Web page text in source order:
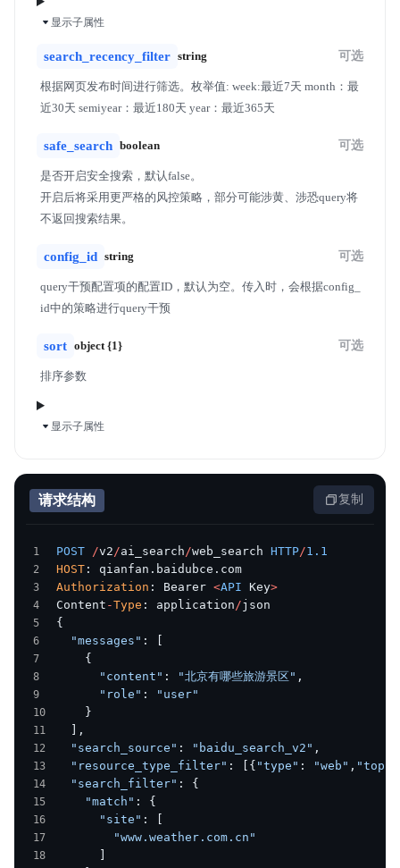
显示子属性
search_recency_filter string
根据网页发布时间进行筛选。枚举值: week:最近7天 month：最
近30天 semiyear：最近180天 year：最近365天
可选
safe_search boolean
是否开启安全搜索，默认false。
开启后将采用更严格的风控策略，部分可能涉黄、涉恐query将
不返回搜索结果。
可选
config_id string
query干预配置项的配置ID，默认为空。传入时，会根据config_
id中的策略进行query干预
可选
sort object {1}
排序参数
可选
显示子属性
请求结构 复制
POST /v2/ai_search/web_search HTTP/1.1
HOST : qianfan.baidubce.com
Authorization : Bearer <API Key>
Content -Type : application/json
{
  "messages"
: [
    {
      "content"
: "北京有哪些旅游景区" ,
      "role"
:
"user"
    }
  ],
  "search_source"
: "baidu_search_v2" ,
  "resource_type_filter"
: [{ "type" : "web" ,
  "search_filter"
: {
    "match"
: {
      "site"
: [
        "www.weather.com.cn"